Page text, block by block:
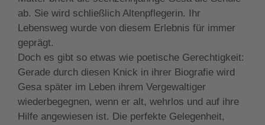
ab. Sie wird schließlich Altenpflegerin. Ihr
Lebensweg wurde von diesem Erlebnis für immer
geprägt.
Doch es gibt so etwas wie poetische Gerechtigkeit:
Gerade durch diesen Knick in ihrer Biografie wird
Gesa später im Leben ihrem Vergewaltiger
wiederbegegnen, wenn er alt, wehrlos und auf ihre
Hilfe angewiesen ist. Die perfekte Gelegenheit,